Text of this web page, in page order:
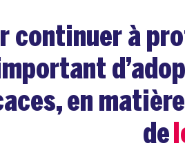
continuer à
en
de